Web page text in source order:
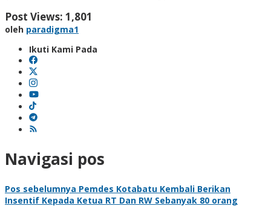
Post Views: 1,801
oleh paradigma1
Ikuti Kami Pada
Navigasi pos
Pos sebelumnya Pemdes Kotabatu Kembali Berikan
Insentif Kepada Ketua RT Dan RW Sebanyak 80 orang